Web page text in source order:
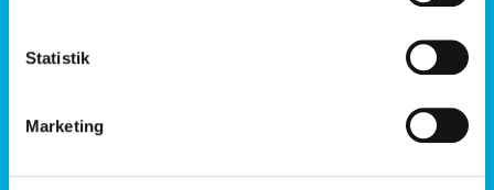
Statistik
Marketing
ÜBER SAMSØ
Der weg zum Hafen finden
ETWAS ZU LESEN
Ticketbedingungen